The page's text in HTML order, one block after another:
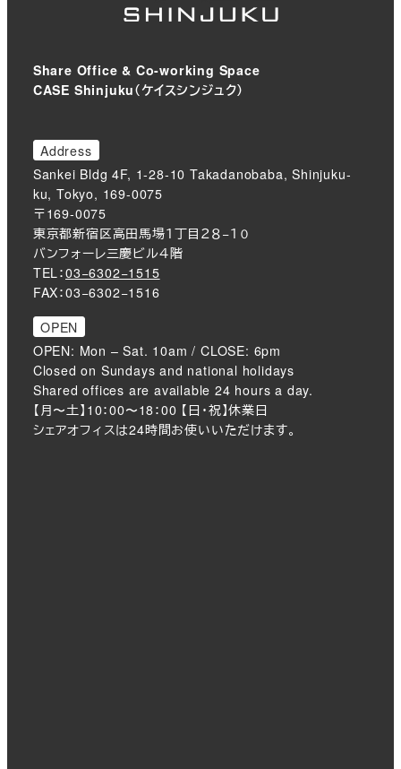
Share Office & Co-working Space
CASE Shinjuku（ケイスシンジュク）
Address
Sankei Bldg 4F, 1-28-10 Takadanobaba, Shinjuku-
ku, Tokyo, 169-0075
〒169-0075
東京都新宿区高田馬場１丁目２８−１０
バンフォーレ三慶ビル４階
TEL：03−6302−1515
FAX：03−6302−1516
OPEN
OPEN: Mon – Sat. 10am / CLOSE: 6pm
Closed on Sundays and national holidays
Shared offices are available 24 hours a day.
【月〜土】10：00〜18：00 【日・祝】休業日
シェアオフィスは24時間お使いいただけます。